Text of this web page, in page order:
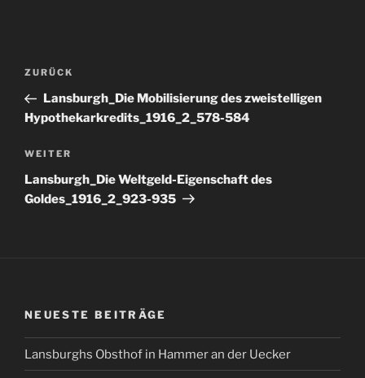
Beitragsnavigation
Vorheriger
Beitrag
ZURÜCK
Lansburgh_Die Mobilisierung des zweistelligen
Hypothekarkredits_1916_2_578-584
Nächster
Beitrag
WEITER
Lansburgh_Die Weltgeld-Eigenschaft des
Goldes_1916_2_923-935
NEUESTE BEITRÄGE
Lansburghs Obsthof in Hammer an der Uecker